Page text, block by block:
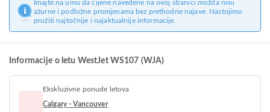
Imajte na umu da cijene navedene na ovoj stranici možda nisu
ažurne i podložne promjenama bez prethodne najave. Nastojimo
pružiti najtočnije i najaktualnije informacije.
Informacije o letu WestJet WS107 (WJA)
Ekskluzivne ponude letova
Calgary - Vancouver